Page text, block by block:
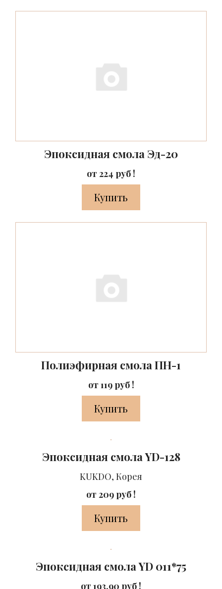
Эпоксидная смола Эд-20
от 224 руб !
Купить
Полиэфирная смола ПН-1
от 119 руб !
Купить
Эпоксидная смола YD-128
KUKDO, Корея
от 209 руб !
Купить
Эпоксидная смола YD 011*75
от 193.90 руб !